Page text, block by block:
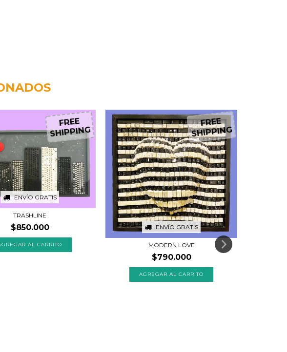
ENVÍO GRATIS
FREE
SHIPPING
TRASHLINE
$850.000 ENVÍO GRATIS
FREE
SHIPPING
MODERN LOVE
$790.000